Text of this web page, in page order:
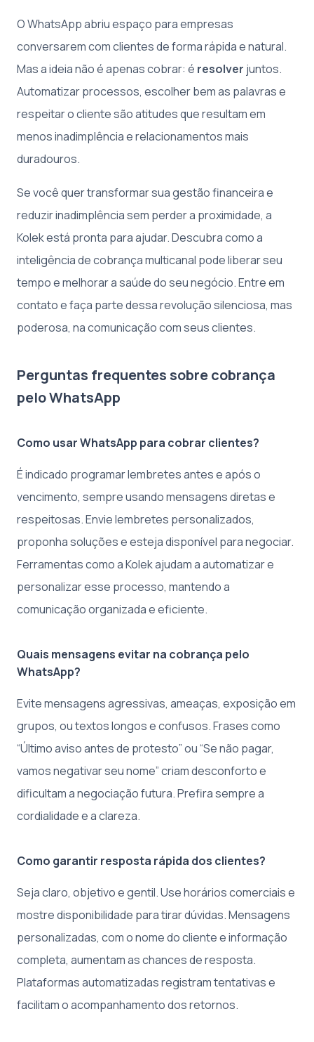
O WhatsApp abriu espaço para empresas
conversarem com clientes de forma rápida e natural.
Mas a ideia não é apenas cobrar: é resolver juntos.
Automatizar processos, escolher bem as palavras e
respeitar o cliente são atitudes que resultam em
menos inadimplência e relacionamentos mais
duradouros.
Se você quer transformar sua gestão financeira e
reduzir inadimplência sem perder a proximidade, a
Kolek está pronta para ajudar. Descubra como a
inteligência de cobrança multicanal pode liberar seu
tempo e melhorar a saúde do seu negócio. Entre em
contato e faça parte dessa revolução silenciosa, mas
poderosa, na comunicação com seus clientes.
Perguntas frequentes sobre cobrança
pelo WhatsApp
Como usar WhatsApp para cobrar clientes?
É indicado programar lembretes antes e após o
vencimento, sempre usando mensagens diretas e
respeitosas. Envie lembretes personalizados,
proponha soluções e esteja disponível para negociar.
Ferramentas como a Kolek ajudam a automatizar e
personalizar esse processo, mantendo a
comunicação organizada e eficiente.
Quais mensagens evitar na cobrança pelo
WhatsApp?
Evite mensagens agressivas, ameaças, exposição em
grupos, ou textos longos e confusos. Frases como
“Último aviso antes de protesto” ou “Se não pagar,
vamos negativar seu nome” criam desconforto e
dificultam a negociação futura. Prefira sempre a
cordialidade e a clareza.
Como garantir resposta rápida dos clientes?
Seja claro, objetivo e gentil. Use horários comerciais e
mostre disponibilidade para tirar dúvidas. Mensagens
personalizadas, com o nome do cliente e informação
completa, aumentam as chances de resposta.
Plataformas automatizadas registram tentativas e
facilitam o acompanhamento dos retornos.